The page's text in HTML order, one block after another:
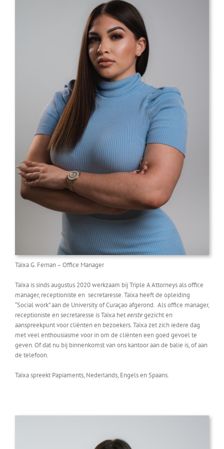
Taïxa G. Fernan – Office Manager
Taïxa is sinds augustus 2020 werkzaam bij Triple A Attorneys als office
manager, receptioniste en secretaresse. Taïxa heeft de opleiding
“Social work” aan de University of Curaçao afgerond. Als office manager,
receptioniste en secretaresse is Taïxa heteerstegezicht en
aanspreekpunt voor cliënten en bezoekers. Taïxa zet zich iedere dag
met veel enthousiasme voor in om de cliënten een goed gevoel te
geven. Of dat nu bij binnenkomst van ons kantoor aan de balie is, of aan
de telefoon.
Taïxa spreekt Papiaments, Nederlands, Engels en Spaans.